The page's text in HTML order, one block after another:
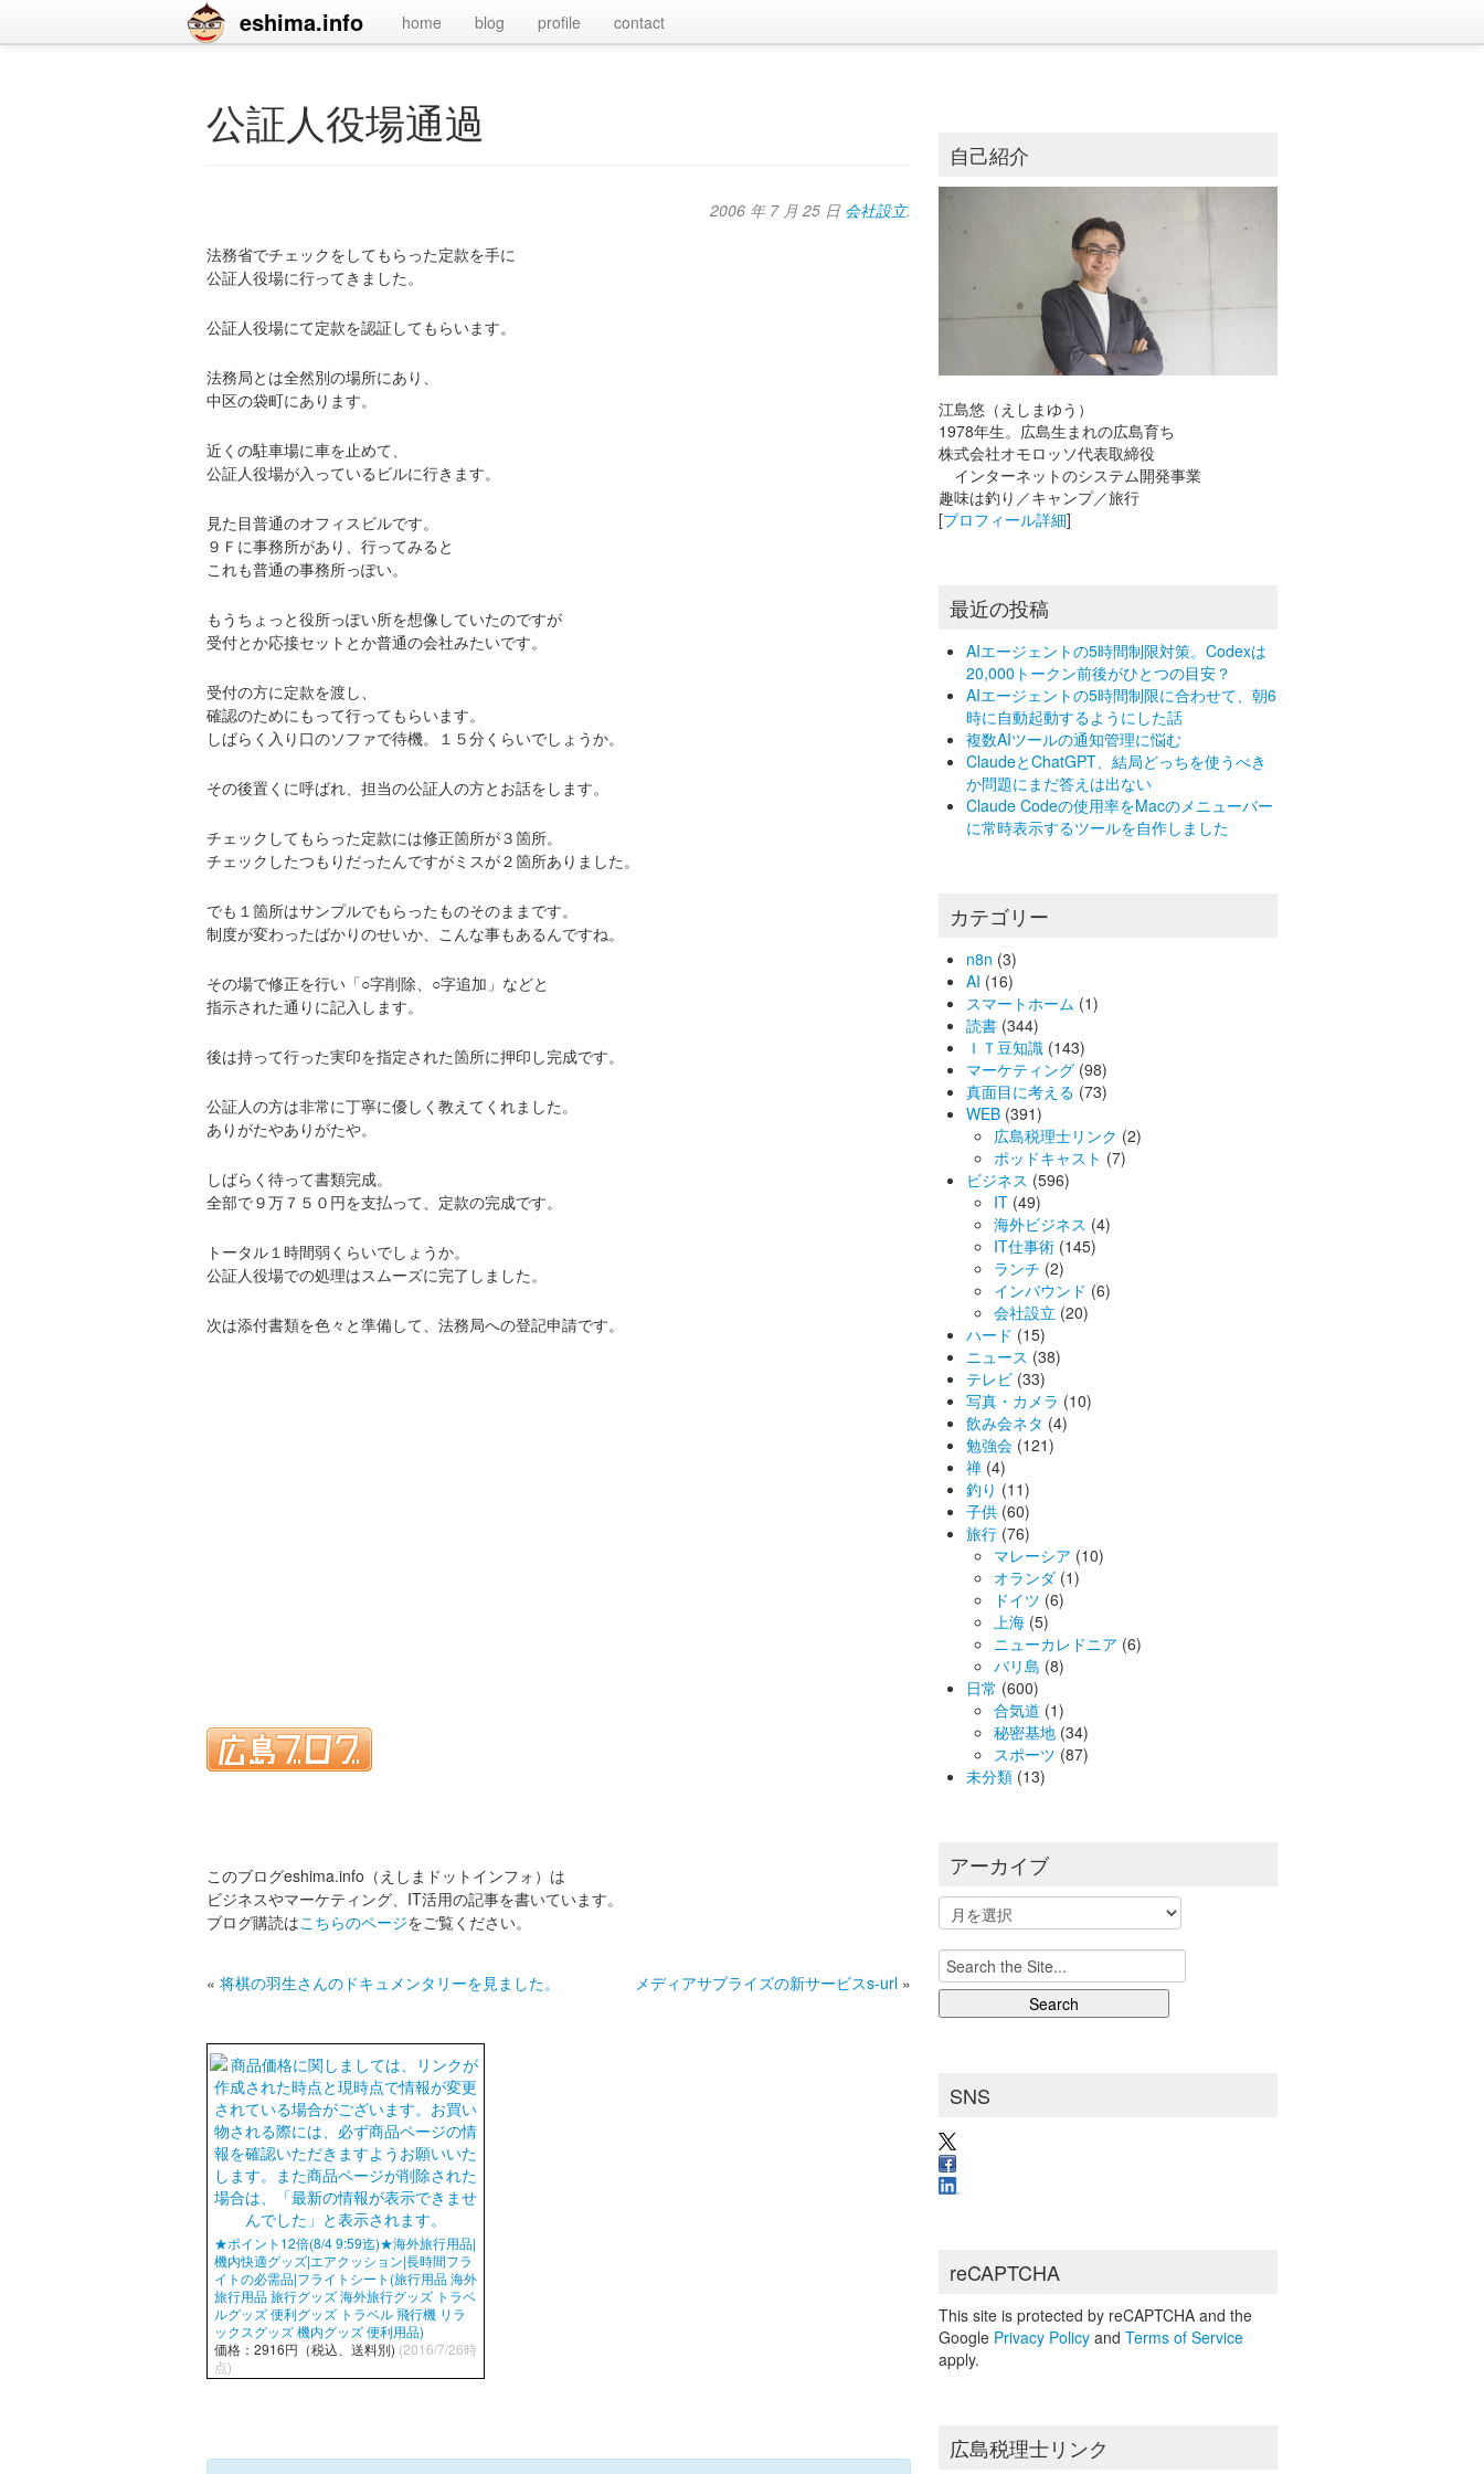
eshima.info home blog profile contact
公証人役場通過
2006 年 7 月 25 日 会社設立.
法務省でチェックをしてもらった定款を手に
公証人役場に行ってきました。
公証人役場にて定款を認証してもらいます。
法務局とは全然別の場所にあり、
中区の袋町にあります。
近くの駐車場に車を止めて、
公証人役場が入っているビルに行きます。
見た目普通のオフィスビルです。
９Ｆに事務所があり、行ってみると
これも普通の事務所っぽい。
もうちょっと役所っぽい所を想像していたのですが
受付とか応接セットとか普通の会社みたいです。
受付の方に定款を渡し、
確認のためにもって行ってもらいます。
しばらく入り口のソファで待機。１５分くらいでしょうか。
その後置くに呼ばれ、担当の公証人の方とお話をします。
チェックしてもらった定款には修正箇所が３箇所。
チェックしたつもりだったんですがミスが２箇所ありました。
でも１箇所はサンプルでもらったものそのままです。
制度が変わったばかりのせいか、こんな事もあるんですね。
その場で修正を行い「○字削除、○字追加」などと
指示された通りに記入します。
後は持って行った実印を指定された箇所に押印し完成です。
公証人の方は非常に丁寧に優しく教えてくれました。
ありがたやありがたや。
しばらく待って書類完成。
全部で９万７５０円を支払って、定款の完成です。
トータル１時間弱くらいでしょうか。
公証人役場での処理はスムーズに完了しました。
次は添付書類を色々と準備して、法務局への登記申請です。
このブログeshima.info（えしまドットインフォ）は
ビジネスやマーケティング、IT活用の記事を書いています。
ブログ購読はこちらのページをご覧ください。
« 将棋の羽生さんのドキュメンタリーを見ました。 メディアサプライズの新サービスs-url »
★ポイント12倍(8/4 9:59迄)★海外旅行用品|
機内快適グッズ|エアクッション|長時間フラ
イトの必需品|フライトシート(旅行用品 海外
旅行用品 旅行グッズ 海外旅行グッズ トラベ
ルグッズ 便利グッズ トラベル 飛行機 リラ
ックスグッズ 機内グッズ 便利用品)
価格：2916円（税込、送料別) (2016/7/26時
点)
自己紹介
江島悠（えしまゆう）
1978年生。広島生まれの広島育ち
株式会社オモロッソ代表取締役
インターネットのシステム開発事業
趣味は釣り／キャンプ／旅行
[プロフィール詳細]
最近の投稿
AIエージェントの5時間制限対策。Codexは
20,000トークン前後がひとつの目安？
AIエージェントの5時間制限に合わせて、朝6
時に自動起動するようにした話
複数AIツールの通知管理に悩む
ClaudeとChatGPT、結局どっちを使うべき
か問題にまだ答えは出ない
Claude Codeの使用率をMacのメニューバー
に常時表示するツールを自作しました
カテゴリー
n8n (3)
AI (16)
スマートホーム (1)
読書 (344)
ＩＴ豆知識 (143)
マーケティング (98)
真面目に考える (73)
WEB (391)
広島税理士リンク (2)
ポッドキャスト (7)
ビジネス (596)
IT (49)
海外ビジネス (4)
IT仕事術 (145)
ランチ (2)
インバウンド (6)
会社設立 (20)
ハード (15)
ニュース (38)
テレビ (33)
写真・カメラ (10)
飲み会ネタ (4)
勉強会 (121)
禅 (4)
釣り (11)
子供 (60)
旅行 (76)
マレーシア (10)
オランダ (1)
ドイツ (6)
上海 (5)
ニューカレドニア (6)
バリ島 (8)
日常 (600)
合気道 (1)
秘密基地 (34)
スポーツ (87)
未分類 (13)
アーカイブ
ー
カ
イ
ブ
Search
for:
SNS
reCAPTCHA
This site is protected by reCAPTCHA and the
Google Privacy Policy andTerms of Service
apply.
広島税理士リンク